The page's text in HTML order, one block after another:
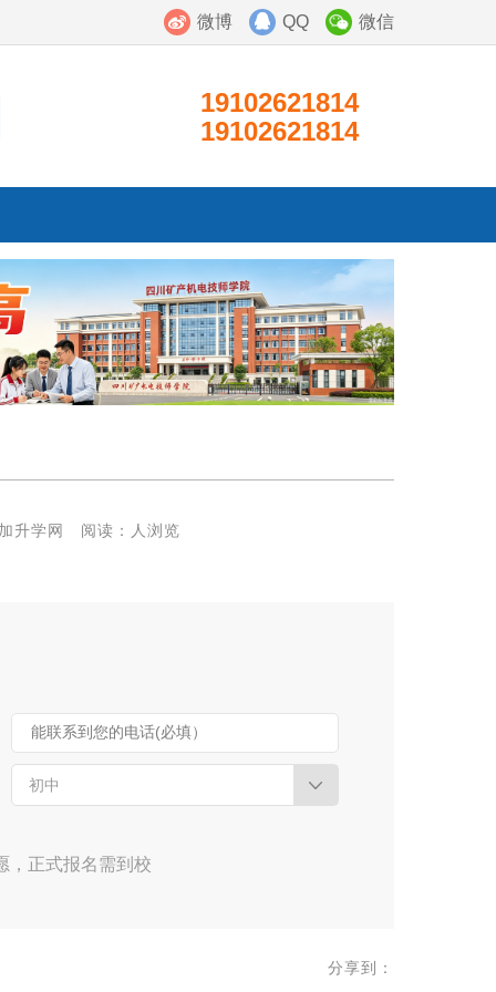
微信
QQ
微博
19102621814
19102621814
升学网 阅读：人浏览
能联系到您的电话(必填）
初中
，正式报名需到校
分享到：